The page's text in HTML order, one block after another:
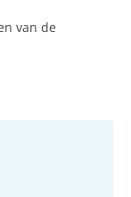
van de